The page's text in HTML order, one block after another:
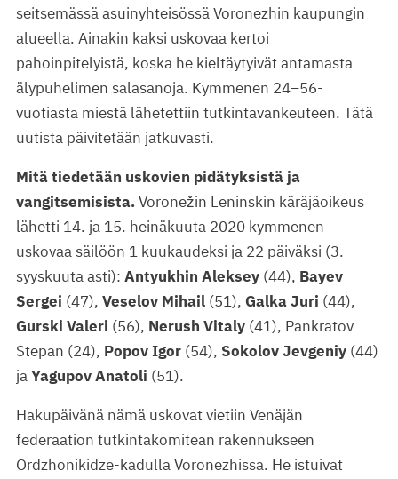
seitsemässä asuinyhteisössä Voronezhin kaupungin
alueella. Ainakin kaksi uskovaa kertoi
pahoinpitelyistä, koska he kieltäytyivät antamasta
älypuhelimen salasanoja. Kymmenen 24–56-
vuotiasta miestä lähetettiin tutkintavankeuteen. Tätä
uutista päivitetään jatkuvasti.
Mitä tiedetään uskovien pidätyksistä ja
vangitsemisista. Voronežin Leninskin käräjäoikeus
lähetti 14. ja 15. heinäkuuta 2020 kymmenen
uskovaa säilöön 1 kuukaudeksi ja 22 päiväksi (3.
syyskuuta asti): Antyukhin Aleksey (44), Bayev
Sergei (47), Veselov Mihail (51), Galka Juri (44),
Gurski Valeri (56), Nerush Vitaly (41), Pankratov
Stepan (24), Popov Igor (54), Sokolov Jevgeniy (44)
jaYagupov Anatoli (51).
Hakupäivänä nämä uskovat vietiin Venäjän
federaation tutkintakomitean rakennukseen
Ordzhonikidze-kadulla Voronezhissa. He istuivat